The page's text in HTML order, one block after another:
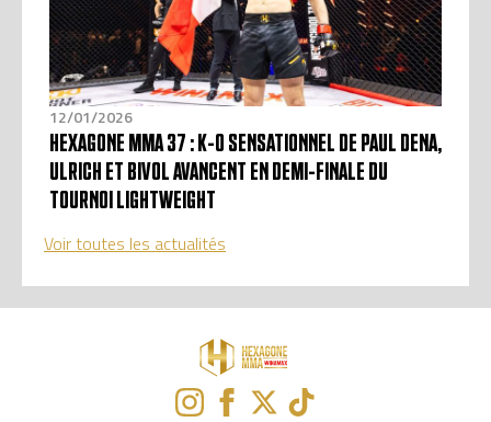
12/01/2026
HEXAGONE MMA 37 : K-O SENSATIONNEL DE PAUL DENA,
ULRICH ET BIVOL AVANCENT EN DEMI-FINALE DU
TOURNOI LIGHTWEIGHT
Voir toutes les actualités